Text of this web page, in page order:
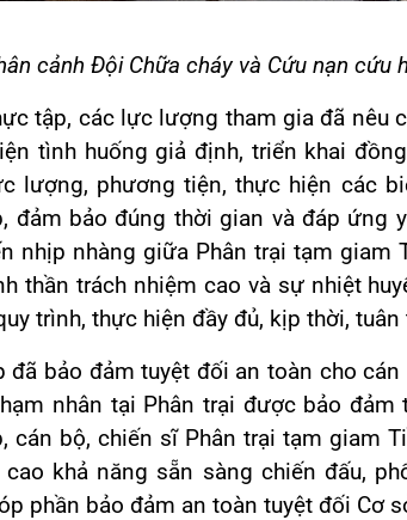
cảnh Đội Chữa cháy và Cứu nạn cứu
tập, các lực lượng tham gia đã nêu
tình huống giả định, triển khai
lượng, phương tiện, thực hiện các
đảm bảo đúng thời gian và đáp ứng
nhịp nhàng giữa Phân trại tạm giam
thần trách nhiệm cao và sự nhiệt
trình, thực hiện đầy đủ, kịp thời,
đã bảo đảm tuyệt đối an toàn cho
nhân tại Phân trại được bảo đảm
cán bộ, chiến sĩ Phân trại tạm giam
khả năng sẵn sàng chiến đấu,
phần bảo đảm an toàn tuyệt đối Cơ